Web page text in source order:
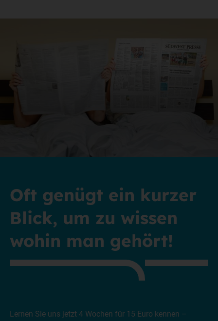
Oft genügt ein kurzer
Blick, um zu wissen
wohin man gehört!
Lernen Sie uns jetzt 4 Wochen für 15 Euro kennen –